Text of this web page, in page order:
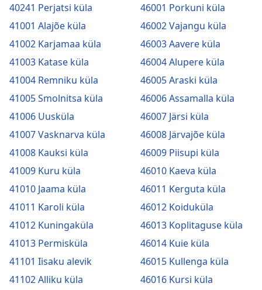
40241 Perjatsi küla
41001 Alajõe küla
41002 Karjamaa küla
41003 Katase küla
41004 Remniku küla
41005 Smolnitsa küla
41006 Uusküla
41007 Vasknarva küla
41008 Kauksi küla
41009 Kuru küla
41010 Jaama küla
41011 Karoli küla
41012 Kuningaküla
41013 Permisküla
41101 Iisaku alevik
41102 Alliku küla
46001 Porkuni küla
46002 Vajangu küla
46003 Aavere küla
46004 Alupere küla
46005 Araski küla
46006 Assamalla küla
46007 Järsi küla
46008 Järvajõe küla
46009 Piisupi küla
46010 Kaeva küla
46011 Kerguta küla
46012 Koiduküla
46013 Koplitaguse küla
46014 Kuie küla
46015 Kullenga küla
46016 Kursi küla